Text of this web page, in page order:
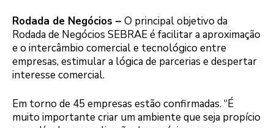
Rodada de Negócios – O principal objetivo da
Rodada de Negócios SEBRAE é facilitar a aproximação
e o intercâmbio comercial e tecnológico entre
empresas, estimular a lógica de parcerias e despertar
interesse comercial.
Em torno de 45 empresas estão confirmadas. “É
muito importante criar um ambiente que seja propício